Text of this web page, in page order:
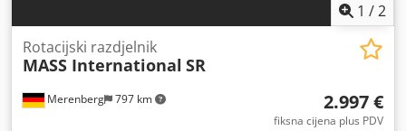
1 /2
Merenberg 797 km
Rotacijski razdjelnik
MASS International SR
2.997 €
fiksna cijena plus PDV